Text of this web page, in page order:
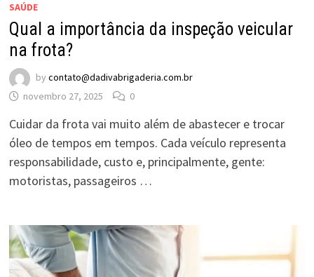
SAÚDE
Qual a importância da inspeção veicular
na frota?
by contato@dadivabrigaderia.com.br
novembro 27, 2025
0
Cuidar da frota vai muito além de abastecer e trocar
óleo de tempos em tempos. Cada veículo representa
responsabilidade, custo e, principalmente, gente:
motoristas, passageiros …